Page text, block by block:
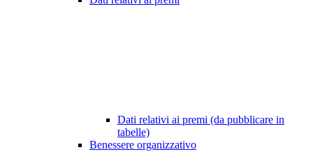
Dati relativi ai premi (da pubblicare in
tabelle)
Benessere organizzativo